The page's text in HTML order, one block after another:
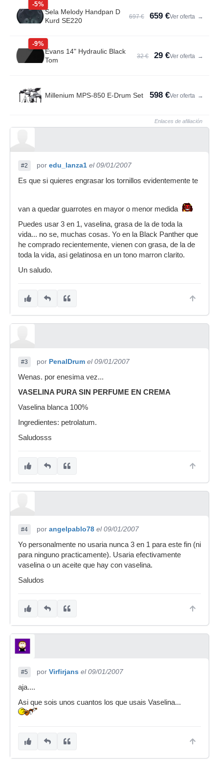
-5%
Sela Melody Handpan D
Kurd SE220
697 € 659 €Ver oferta →
-9%
Evans 14" Hydraulic Black
Tom
32 € 29 €Ver oferta →
Millenium MPS-850 E-Drum Set 598 €Ver oferta →
Enlaces de afiliación
#2 por edu_lanza1 el 09/01/2007
Es que si quieres engrasar los tornillos evidentemente te
van a quedar guarrotes en mayor o menor medida
Puedes usar 3 en 1, vaselina, grasa de la de toda la
vida... no se, muchas cosas. Yo en la Black Panther que
he comprado recientemente, vienen con grasa, de la de
toda la vida, asi gelatinosa en un tono marron clarito.
Un saludo.
#3 por PenalDrum el 09/01/2007
Wenas. por enesima vez...
VASELINA PURA SIN PERFUME EN CREMA
Vaselina blanca 100%
Ingredientes: petrolatum.
Saludosss
#4 por angelpablo78 el 09/01/2007
Yo personalmente no usaria nunca 3 en 1 para este fin (ni
para ninguno practicamente). Usaria efectivamente
vaselina o un aceite que hay con vaselina.
Saludos
#5 por Virfirjans el 09/01/2007
aja....
Asi que sois unos cuantos los que usais Vaselina...